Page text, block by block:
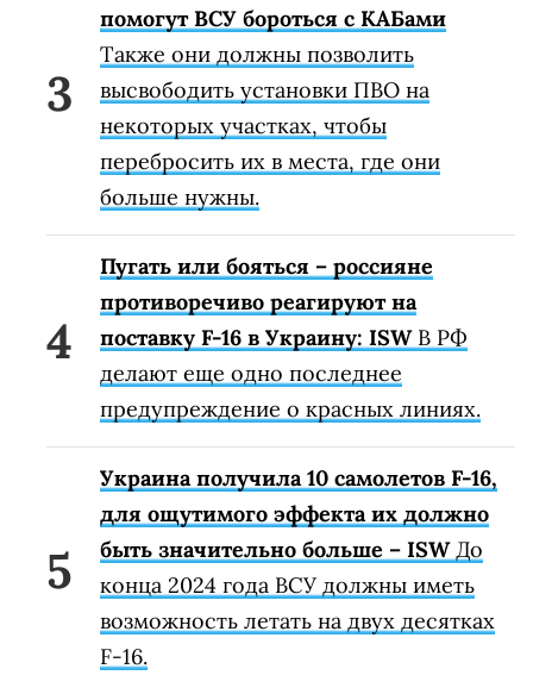
помогут ВСУ бороться с КАБами
Также они должны позволить
высвободить установки ПВО на
некоторых участках, чтобы
перебросить их в места, где они
больше нужны.
Пугать или бояться – россияне
противоречиво реагируют на
поставку F-16 в Украину: ISWВ РФ
делают еще одно последнее
предупреждение о красных линиях.
Украина получила 10 самолетов F-16,
для ощутимого эффекта их должно
быть значительно больше – ISWДо
конца 2024 года ВСУ должны иметь
возможность летать на двух десятках
F-16.